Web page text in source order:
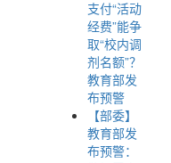
支付“活动
经费”能争
取“校内调
剂名额”？
教育部发
布预警
【部委】
教育部发
布预警：